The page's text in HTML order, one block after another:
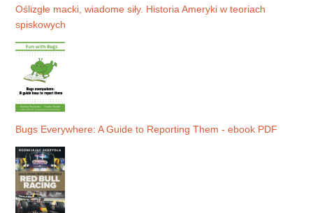
Oślizgłe macki, wiadome siły. Historia Ameryki w teoriach
spiskowych
Bugs Everywhere: A Guide to Reporting Them - ebook PDF